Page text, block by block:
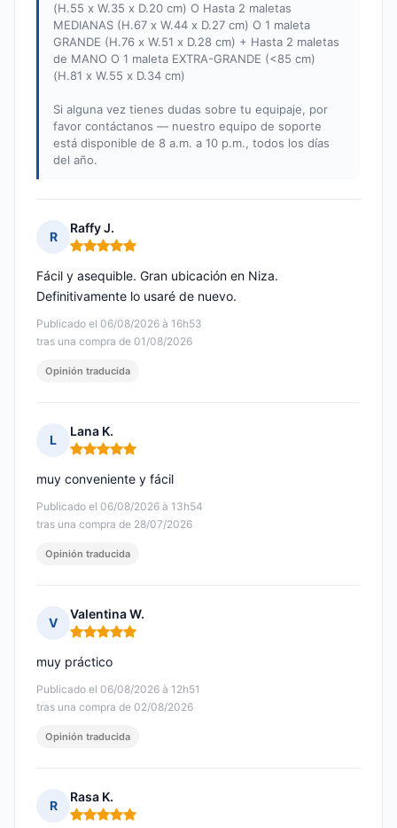
(H.55 x W.35 x D.20 cm) O Hasta 2 maletas
MEDIANAS (H.67 x W.44 x D.27 cm) O 1 maleta
GRANDE (H.76 x W.51 x D.28 cm) + Hasta 2 maletas
de MANO O 1 maleta EXTRA-GRANDE (<85 cm)
(H.81 x W.55 x D.34 cm)
Si alguna vez tienes dudas sobre tu equipaje, por
favor contáctanos — nuestro equipo de soporte
está disponible de 8 a.m. a 10 p.m., todos los días
del año.
R
Raffy J.
Nota: 5 de 5
Publicado el 06/08/2026 à 16h53
tras una compra de 01/08/2026
Fácil y asequible. Gran ubicación en Niza.
Definitivamente lo usaré de nuevo.
Opinión traducida
L
Lana K.
Nota: 5 de 5
Publicado el 06/08/2026 à 13h54
tras una compra de 28/07/2026
muy conveniente y fácil
Opinión traducida
V
Valentina W.
Nota: 5 de 5
Publicado el 06/08/2026 à 12h51
tras una compra de 02/08/2026
muy práctico
Opinión traducida
R
Rasa K.
Nota: 5 de 5